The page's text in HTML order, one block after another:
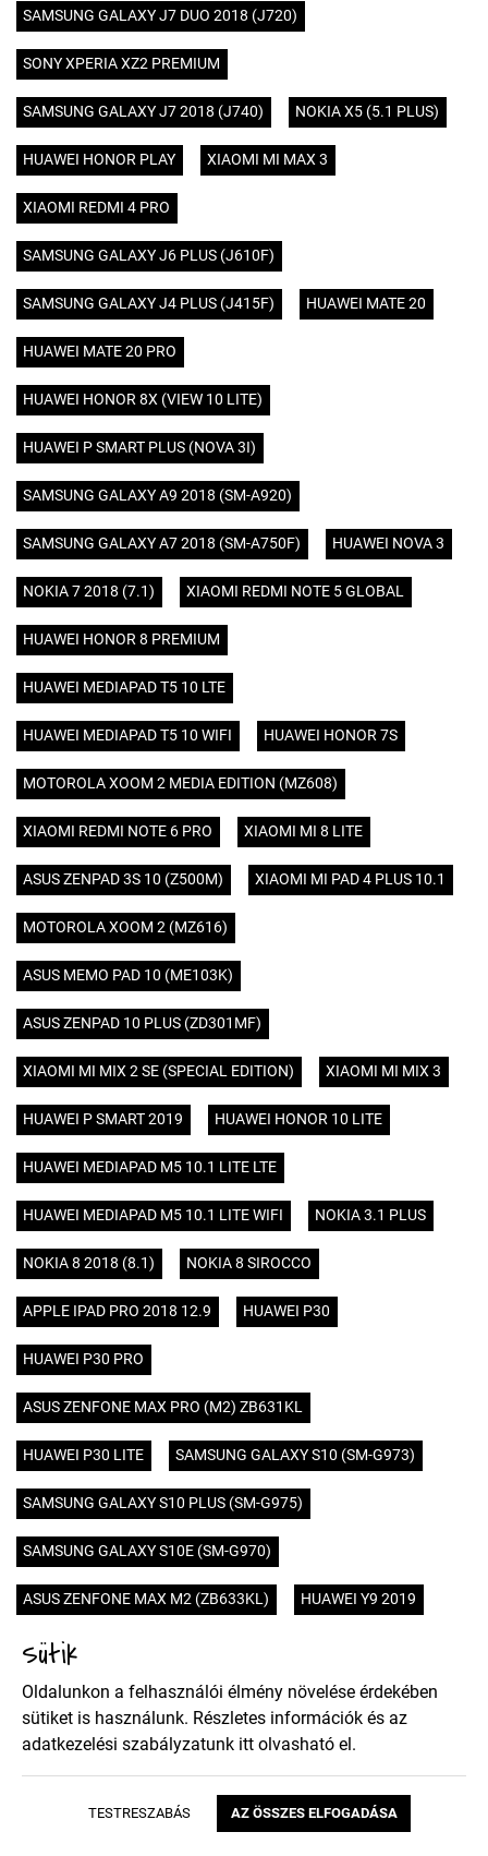
SAMSUNG GALAXY J7 DUO 2018 (J720)
SONY XPERIA XZ2 PREMIUM
SAMSUNG GALAXY J7 2018 (J740) NOKIA X5 (5.1 PLUS)
HUAWEI HONOR PLAY XIAOMI MI MAX 3
XIAOMI REDMI 4 PRO
SAMSUNG GALAXY J6 PLUS (J610F)
SAMSUNG GALAXY J4 PLUS (J415F) HUAWEI MATE 20
HUAWEI MATE 20 PRO
HUAWEI HONOR 8X (VIEW 10 LITE)
HUAWEI P SMART PLUS (NOVA 3I)
SAMSUNG GALAXY A9 2018 (SM-A920)
SAMSUNG GALAXY A7 2018 (SM-A750F) HUAWEI NOVA 3
NOKIA 7 2018 (7.1) XIAOMI REDMI NOTE 5 GLOBAL
HUAWEI HONOR 8 PREMIUM
HUAWEI MEDIAPAD T5 10 LTE
HUAWEI MEDIAPAD T5 10 WIFI HUAWEI HONOR 7S
MOTOROLA XOOM 2 MEDIA EDITION (MZ608)
XIAOMI REDMI NOTE 6 PRO XIAOMI MI 8 LITE
ASUS ZENPAD 3S 10 (Z500M) XIAOMI MI PAD 4 PLUS 10.1
MOTOROLA XOOM 2 (MZ616)
ASUS MEMO PAD 10 (ME103K)
ASUS ZENPAD 10 PLUS (ZD301MF)
XIAOMI MI MIX 2 SE (SPECIAL EDITION) XIAOMI MI MIX 3
HUAWEI P SMART 2019 HUAWEI HONOR 10 LITE
HUAWEI MEDIAPAD M5 10.1 LITE LTE
HUAWEI MEDIAPAD M5 10.1 LITE WIFI NOKIA 3.1 PLUS
NOKIA 8 2018 (8.1) NOKIA 8 SIROCCO
APPLE IPAD PRO 2018 12.9 HUAWEI P30
HUAWEI P30 PRO
ASUS ZENFONE MAX PRO (M2) ZB631KL
HUAWEI P30 LITE SAMSUNG GALAXY S10 (SM-G973)
SAMSUNG GALAXY S10 PLUS (SM-G975)
SAMSUNG GALAXY S10E (SM-G970)
ASUS ZENFONE MAX M2 (ZB633KL) HUAWEI Y9 2019
SAMSUNG GALAXY J3 2018 (J337)
HUAWEI HONOR VIEW 20 HUAWEI Y7 2019
SONY XPERIA 10 PLUS SONY XPERIA 10
SAMSUNG GALAXY A40 (SM-405)
Sütik
Oldalunkon a felhasználói élmény növelése érdekében
sütiket is használunk. Részletes információk és az
adatkezelési szabályzatunk itt olvasható el.
TESTRESZABÁS AZ ÖSSZES ELFOGADÁSA